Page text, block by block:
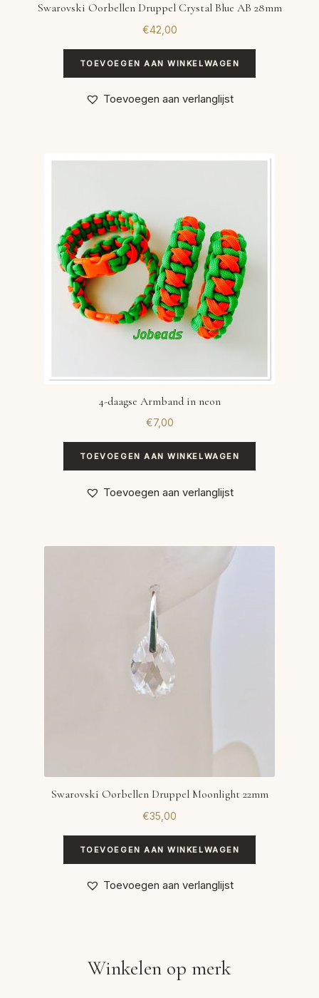
Swarovski Oorbellen Druppel Crystal Blue AB 28mm
€42,00
TOEVOEGEN AAN WINKELWAGEN
Toevoegen aan verlanglijst
4-daagse Armband in neon
€7,00
TOEVOEGEN AAN WINKELWAGEN
Toevoegen aan verlanglijst
Swarovski Oorbellen Druppel Moonlight 22mm
€35,00
TOEVOEGEN AAN WINKELWAGEN
Toevoegen aan verlanglijst
Winkelen op merk